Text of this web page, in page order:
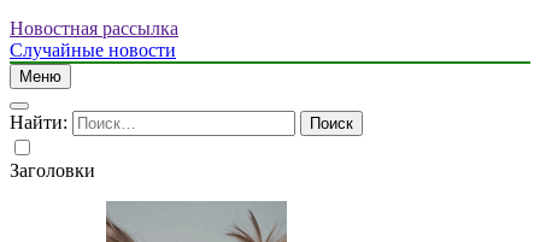
Новостная рассылка
Случайные новости
Меню
Найти:
Заголовки